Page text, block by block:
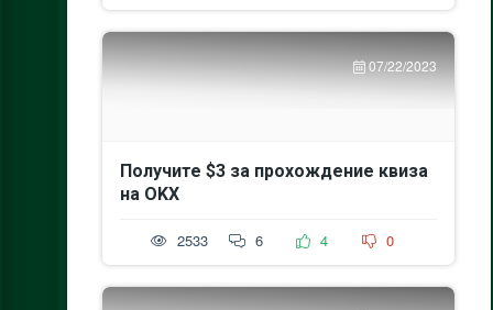
07/22/2023
Получите $3 за прохождение квиза
на OKX
2533 6 4 0